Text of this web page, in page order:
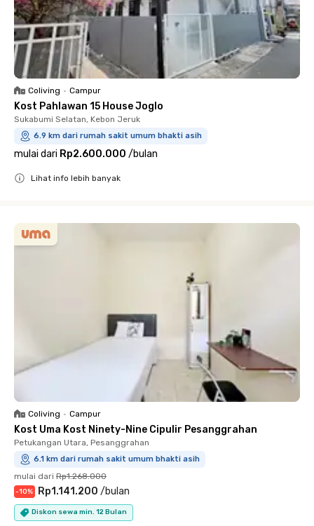
Coliving • Campur
Kost Pahlawan 15 House Joglo
Sukabumi Selatan, Kebon Jeruk
6.9 km dari rumah sakit umum bhakti asih
mulai dari Rp2.600.000 /bulan
Lihat info lebih banyak
Coliving • Campur
Kost Uma Kost Ninety-Nine Cipulir Pesanggrahan
Petukangan Utara, Pesanggrahan
6.1 km dari rumah sakit umum bhakti asih
mulai dari Rp1.268.000
-10% Rp1.141.200 /bulan
Diskon sewa min. 12 Bulan